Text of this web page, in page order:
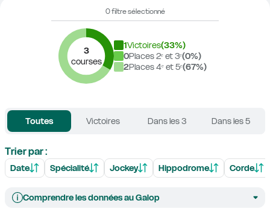
0 filtre sélectionné
3
courses
1Victoires(33%)
0Places 2ᵉ et 3ᵉ(0%)
2Places 4ᵉ et 5ᵉ(67%)
Toutes Victoires Dans les 3 Dans les 5
Trier par :
Date Spécialité Jockey Hippodrome Corde
Comprendre les données au Galop